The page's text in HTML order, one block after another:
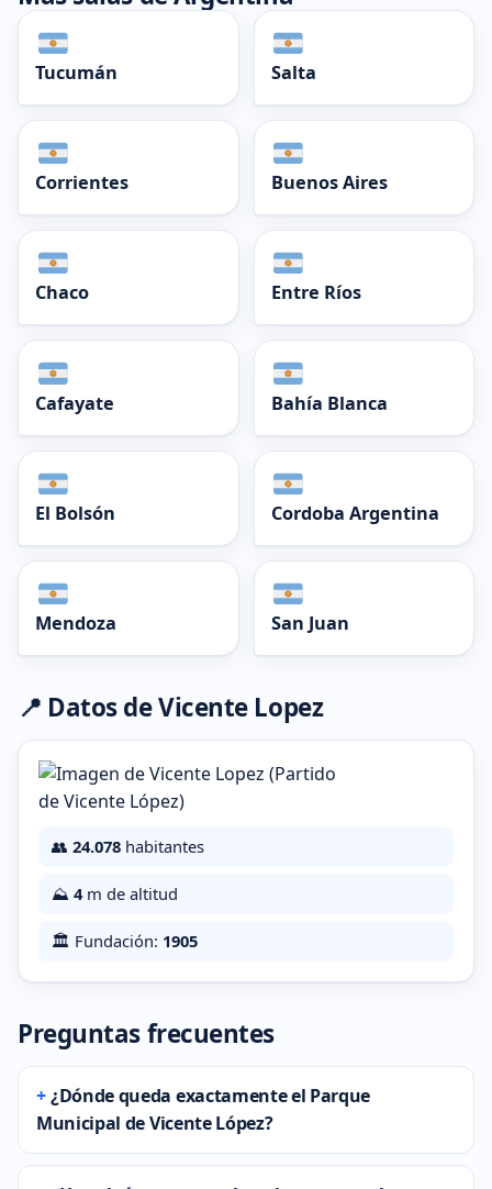
Tucumán Salta
Corrientes Buenos Aires
Chaco Entre Ríos
Cafayate Bahía Blanca
El Bolsón Cordoba Argentina
Mendoza San Juan
📍 Datos de Vicente Lopez
👥 24.078 habitantes
⛰️ 4m de altitud
🏛️ Fundación: 1905
Preguntas frecuentes
¿Dónde queda exactamente el Parque
Municipal de Vicente López?